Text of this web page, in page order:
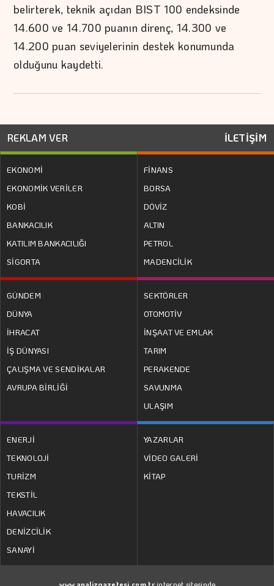
belirterek, teknik açıdan BIST 100 endeksinde
14.600 ve 14.700 puanın direnç, 14.300 ve
14.200 puan seviyelerinin destek konumunda
olduğunu kaydetti.
REKLAM VER İLETİŞİM
EKONOMİ
EKONOMİK VERİLER
KOBİ
BANKACILIK
KATILIM BANKACILIĞI
SİGORTA
FİNANS
BORSA
DÖVİZ
ALTIN
PETROL
MADENCİLİK
GÜNDEM
DÜNYA
İHRACAT
İŞ DÜNYASI
ÇALIŞMA VE SENDİKALAR
AVRUPA BİRLİĞİ
SEKTÖRLER
OTOMOTİV
İNŞAAT VE EMLAK
TARIM
PERAKENDE
SAVUNMA
ULAŞIM
ENERJİ
TEKNOLOJİ
TURİZM
TEKSTİL
HAVACILIK
DENİZCİLİK
SANAYİ
YAZARLAR
VİDEO GALERİ
KİTAP